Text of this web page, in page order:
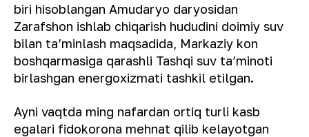
biri hisoblangan Amudaryo daryosidan
Zarafshon ishlab chiqarish hududini doimiy suv
bilan ta’minlash maqsadida, Markaziy kon
boshqarmasiga qarashli Tashqi suv ta’minoti
birlashgan energoxizmati tashkil etilgan.
Ayni vaqtda ming nafardan ortiq turli kasb
egalari fidokorona mehnat qilib kelayotgan